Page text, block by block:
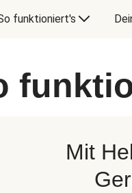
funktioniert's
Mit